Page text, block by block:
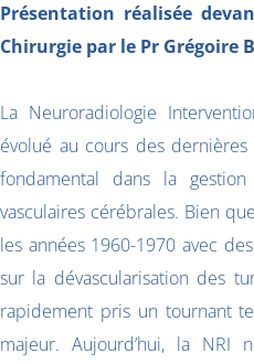
Présentation réalisée
Chirurgie par le Pr Grégoire
La Neuroradiologie
évolué au cours des
fondamental dans la
vasculaires cérébrales. Bien
les années 1960-1970 avec
sur la dévascularisation des
rapidement pris un tournant
majeur. Aujourd’hui, la